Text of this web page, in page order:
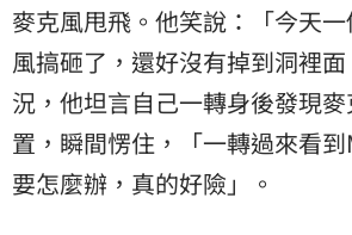
麥克風甩飛。他笑說：「今天
風搞砸了，還好沒有掉到洞裡
況，他坦言自己一轉身後發現
置，瞬間愣住，「一轉過來看
要怎麼辦，真的好險」。